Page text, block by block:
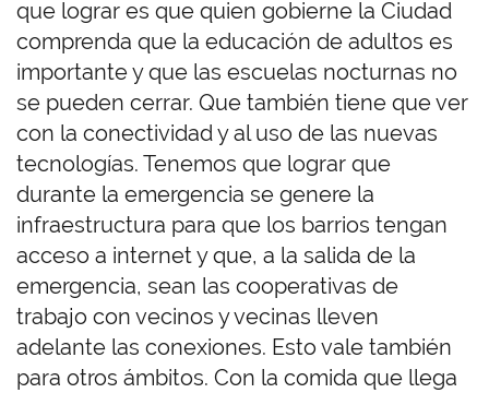
que lograr es que quien gobierne la Ciudad
comprenda que la educación de adultos es
importante y que las escuelas nocturnas no
se pueden cerrar. Que también tiene que ver
con la conectividad y al uso de las nuevas
tecnologías. Tenemos que lograr que
durante la emergencia se genere la
infraestructura para que los barrios tengan
acceso a internet y que, a la salida de la
emergencia, sean las cooperativas de
trabajo con vecinos y vecinas lleven
adelante las conexiones. Esto vale también
para otros ámbitos. Con la comida que llega